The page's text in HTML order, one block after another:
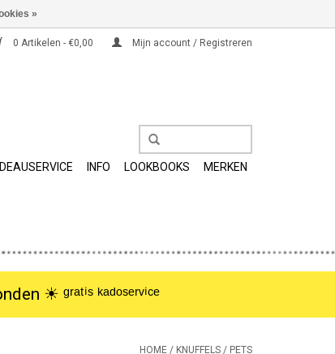
0 Artikelen - €0,00 Mijn account / Registreren
INFO LOOKBOOKS MERKEN
ᵍʳᵃᵗⁱˢ ᵏᵃᵈᵒˢᵉʳᵛⁱᶜᵉ
HOME / KNUFFELS / PETS
»